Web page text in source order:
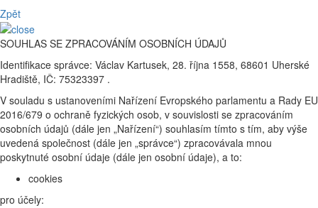
Zpět
SOUHLAS SE ZPRACOVÁNÍM OSOBNÍCH ÚDAJŮ
Identifikace správce: Václav Kartusek, 28. října 1558, 68601 Uherské
Hradiště, IČ: 75323397 .
V souladu s ustanoveními Nařízení Evropského parlamentu a Rady EU
2016/679 o ochraně fyzických osob, v souvislosti se zpracováním
osobních údajů (dále jen „Nařízení“) souhlasím tímto s tím, aby výše
uvedená společnost (dále jen „správce“) zpracovávala mnou
poskytnuté osobní údaje (dále jen osobní údaje), a to:
cookies
pro účely: